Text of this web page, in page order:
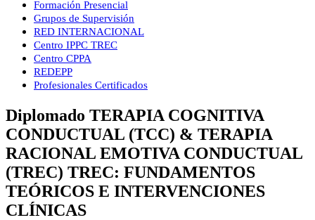
Formación Presencial
Grupos de Supervisión
RED INTERNACIONAL
Centro IPPC TREC
Centro CPPA
REDEPP
Profesionales Certificados
Diplomado TERAPIA COGNITIVA
CONDUCTUAL (TCC) & TERAPIA
RACIONAL EMOTIVA CONDUCTUAL
(TREC) TREC: FUNDAMENTOS
TEÓRICOS E INTERVENCIONES
CLÍNICAS